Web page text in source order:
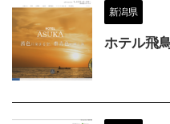
新潟県
ホテル飛